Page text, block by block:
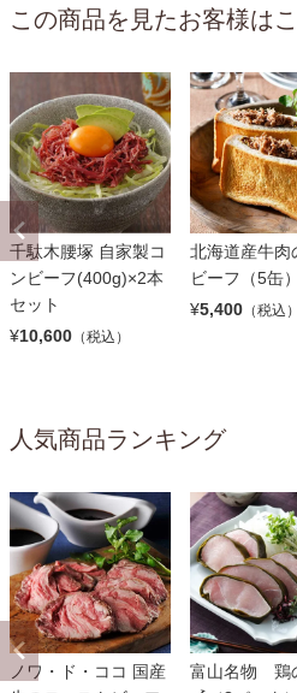
この商品を見たお客様は
千駄木腰塚 自家製コ
ンビーフ(400g)×2本
セット
¥10,600 （税込）
北海道産牛肉
ビーフ（5缶）
¥5,400 （税込）
人気商品ランキング
ノワ・ド・ココ 国産
富山名物 鶏